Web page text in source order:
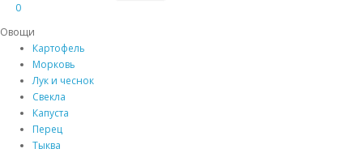
0
Овощи
Картофель
Морковь
Лук и чеснок
Свекла
Капуста
Перец
Тыква